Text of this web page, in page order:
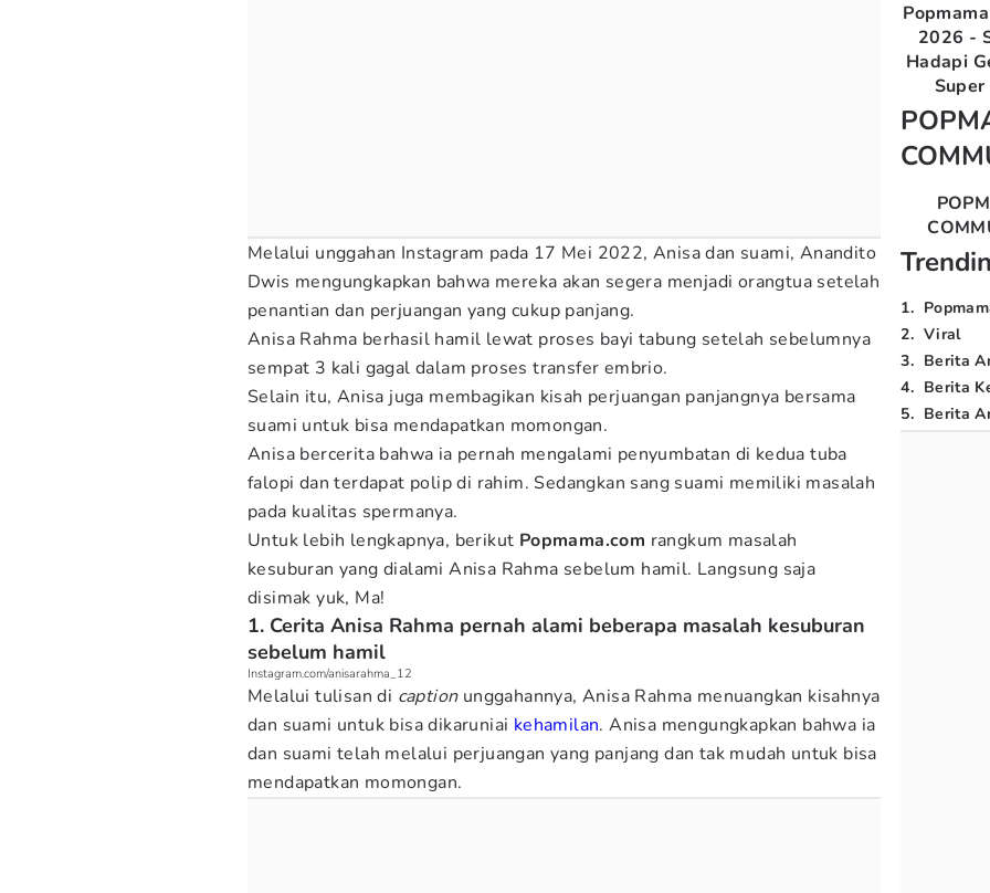
Melalui unggahan Instagram pada 17 Mei 2022, Anisa dan suami, Anandito
Dwis mengungkapkan bahwa mereka akan segera menjadi orangtua setelah
penantian dan perjuangan yang cukup panjang.
Anisa Rahma berhasil hamil lewat proses bayi tabung setelah sebelumnya
sempat 3 kali gagal dalam proses transfer embrio.
Selain itu, Anisa juga membagikan kisah perjuangan panjangnya bersama
suami untuk bisa mendapatkan momongan.
Anisa bercerita bahwa ia pernah mengalami penyumbatan di kedua tuba
falopi dan terdapat polip di rahim. Sedangkan sang suami memiliki masalah
pada kualitas spermanya.
Untuk lebih lengkapnya, berikut Popmama.com rangkum masalah
kesuburan yang dialami Anisa Rahma sebelum hamil. Langsung saja
disimak yuk, Ma!
1. Cerita Anisa Rahma pernah alami beberapa masalah kesuburan
sebelum hamil
Instagram.com/anisarahma_12
Melalui tulisan di captionunggahannya, Anisa Rahma menuangkan kisahnya
dan suami untuk bisa dikaruniai kehamilan. Anisa mengungkapkan bahwa ia
dan suami telah melalui perjuangan yang panjang dan tak mudah untuk bisa
mendapatkan momongan.
2026 -
Hadapi
1.
2. Viral
3. Berita
4. Berita
5. Berita